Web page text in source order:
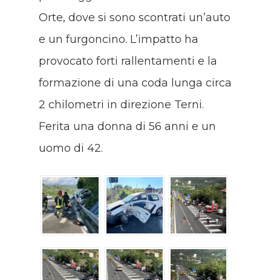
Orte, dove si sono scontrati un’auto
e un furgoncino. L’impatto ha
provocato forti rallentamenti e la
formazione di una coda lunga circa
2 chilometri in direzione Terni.
Ferita una donna di 56 anni e un
uomo di 42.